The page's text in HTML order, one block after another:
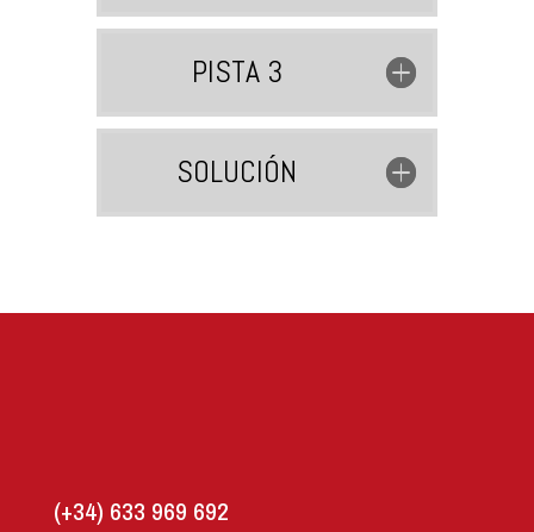
PISTA 3
SOLUCIÓN
(+34) 633 969 692